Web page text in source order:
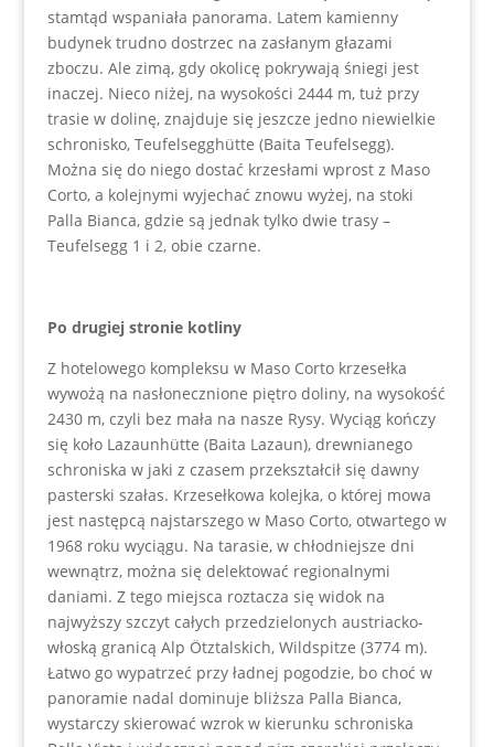
stamtąd wspaniała panorama. Latem kamienny
budynek trudno dostrzec na zasłanym głazami
zboczu. Ale zimą, gdy okolicę pokrywają śniegi jest
inaczej. Nieco niżej, na wysokości 2444 m, tuż przy
trasie w dolinę, znajduje się jeszcze jedno niewielkie
schronisko, Teufelsegghütte (Baita Teufelsegg).
Można się do niego dostać krzesłami wprost z Maso
Corto, a kolejnymi wyjechać znowu wyżej, na stoki
Palla Bianca, gdzie są jednak tylko dwie trasy –
Teufelsegg 1 i 2, obie czarne.
Po drugiej stronie kotliny
Z hotelowego kompleksu w Maso Corto krzesełka
wywożą na nasłonecznione piętro doliny, na wysokość
2430 m, czyli bez mała na nasze Rysy. Wyciąg kończy
się koło Lazaunhütte (Baita Lazaun), drewnianego
schroniska w jaki z czasem przekształcił się dawny
pasterski szałas. Krzesełkowa kolejka, o której mowa
jest następcą najstarszego w Maso Corto, otwartego w
1968 roku wyciągu. Na tarasie, w chłodniejsze dni
wewnątrz, można się delektować regionalnymi
daniami. Z tego miejsca roztacza się widok na
najwyższy szczyt całych przedzielonych austriacko-
włoską granicą Alp Ötztalskich, Wildspitze (3774 m).
Łatwo go wypatrzeć przy ładnej pogodzie, bo choć w
panoramie nadal dominuje bliższa Palla Bianca,
wystarczy skierować wzrok w kierunku schroniska